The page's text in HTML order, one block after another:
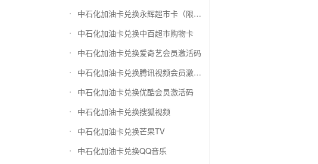
中石化加油卡兑换永辉超市卡（限实体卡）
中石化加油卡兑换中百超市购物卡
中石化加油卡兑换爱奇艺会员激活码
中石化加油卡兑换腾讯视频会员激活码
中石化加油卡兑换优酷会员激活码
中石化加油卡兑换搜狐视频
中石化加油卡兑换芒果TV
中石化加油卡兑换QQ音乐